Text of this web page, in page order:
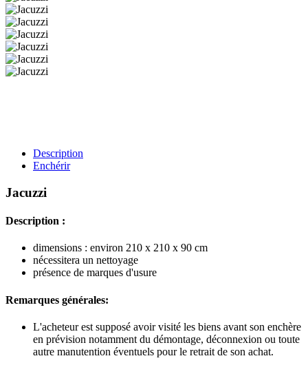
Description
Enchérir
Jacuzzi
Description :
dimensions : environ 210 x 210 x 90 cm
nécessitera un nettoyage
présence de marques d'usure
Remarques générales:
L'acheteur est supposé avoir visité les biens avant son enchère
en prévision notamment du démontage, déconnexion ou toute
autre manutention éventuels pour le retrait de son achat.